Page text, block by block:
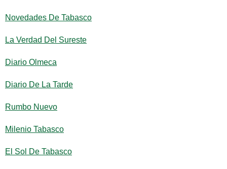
Novedades De Tabasco
La Verdad Del Sureste
Diario Olmeca
Diario De La Tarde
Rumbo Nuevo
Milenio Tabasco
El Sol De Tabasco